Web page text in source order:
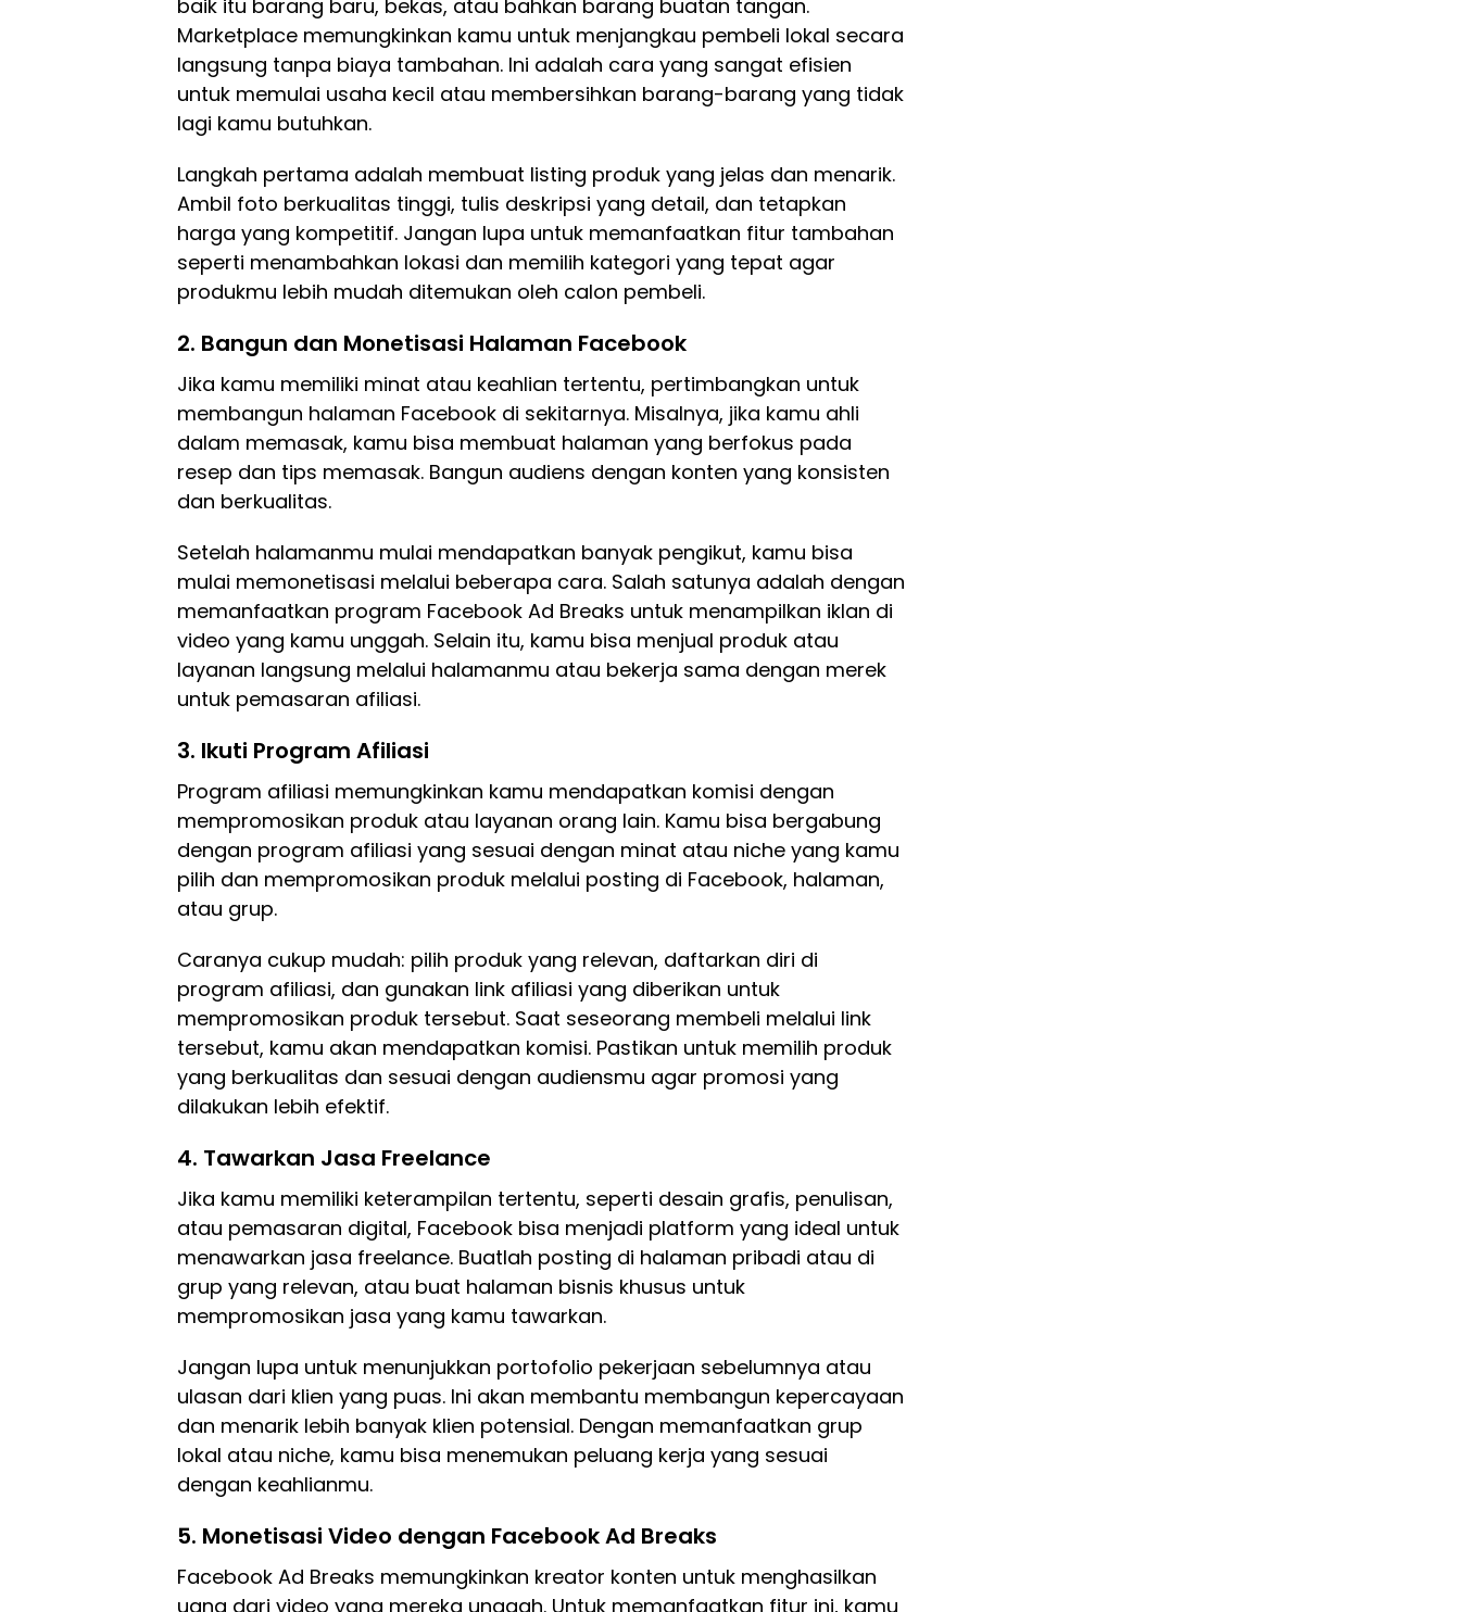
baik itu barang baru, bekas, atau bahkan barang buatan tangan.
Marketplace memungkinkan kamu untuk menjangkau pembeli lokal secara
langsung tanpa biaya tambahan. Ini adalah cara yang sangat efisien
untuk memulai usaha kecil atau membersihkan barang-barang yang tidak
lagi kamu butuhkan.
Langkah pertama adalah membuat listing produk yang jelas dan menarik.
Ambil foto berkualitas tinggi, tulis deskripsi yang detail, dan tetapkan
harga yang kompetitif. Jangan lupa untuk memanfaatkan fitur tambahan
seperti menambahkan lokasi dan memilih kategori yang tepat agar
produkmu lebih mudah ditemukan oleh calon pembeli.
2. Bangun dan Monetisasi Halaman Facebook
Jika kamu memiliki minat atau keahlian tertentu, pertimbangkan untuk
membangun halaman Facebook di sekitarnya. Misalnya, jika kamu ahli
dalam memasak, kamu bisa membuat halaman yang berfokus pada
resep dan tips memasak. Bangun audiens dengan konten yang konsisten
dan berkualitas.
Setelah halamanmu mulai mendapatkan banyak pengikut, kamu bisa
mulai memonetisasi melalui beberapa cara. Salah satunya adalah dengan
memanfaatkan program Facebook Ad Breaks untuk menampilkan iklan di
video yang kamu unggah. Selain itu, kamu bisa menjual produk atau
layanan langsung melalui halamanmu atau bekerja sama dengan merek
untuk pemasaran afiliasi.
3. Ikuti Program Afiliasi
Program afiliasi memungkinkan kamu mendapatkan komisi dengan
mempromosikan produk atau layanan orang lain. Kamu bisa bergabung
dengan program afiliasi yang sesuai dengan minat atau niche yang kamu
pilih dan mempromosikan produk melalui posting di Facebook, halaman,
atau grup.
Caranya cukup mudah: pilih produk yang relevan, daftarkan diri di
program afiliasi, dan gunakan link afiliasi yang diberikan untuk
mempromosikan produk tersebut. Saat seseorang membeli melalui link
tersebut, kamu akan mendapatkan komisi. Pastikan untuk memilih produk
yang berkualitas dan sesuai dengan audiensmu agar promosi yang
dilakukan lebih efektif.
4. Tawarkan Jasa Freelance
Jika kamu memiliki keterampilan tertentu, seperti desain grafis, penulisan,
atau pemasaran digital, Facebook bisa menjadi platform yang ideal untuk
menawarkan jasa freelance. Buatlah posting di halaman pribadi atau di
grup yang relevan, atau buat halaman bisnis khusus untuk
mempromosikan jasa yang kamu tawarkan.
Jangan lupa untuk menunjukkan portofolio pekerjaan sebelumnya atau
ulasan dari klien yang puas. Ini akan membantu membangun kepercayaan
dan menarik lebih banyak klien potensial. Dengan memanfaatkan grup
lokal atau niche, kamu bisa menemukan peluang kerja yang sesuai
dengan keahlianmu.
5. Monetisasi Video dengan Facebook Ad Breaks
Facebook Ad Breaks memungkinkan kreator konten untuk menghasilkan
uang dari video yang mereka unggah. Untuk memanfaatkan fitur ini, kamu